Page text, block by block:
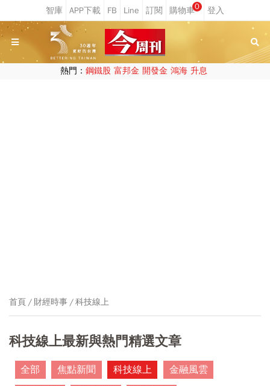
0
熱門： 鋼鐵股 富邦金 開發金 鴻海 升息
首頁 財經時事 科技線上
科技線上最新與熱門精選文章
全部 焦點新聞 科技線上
金融風雲